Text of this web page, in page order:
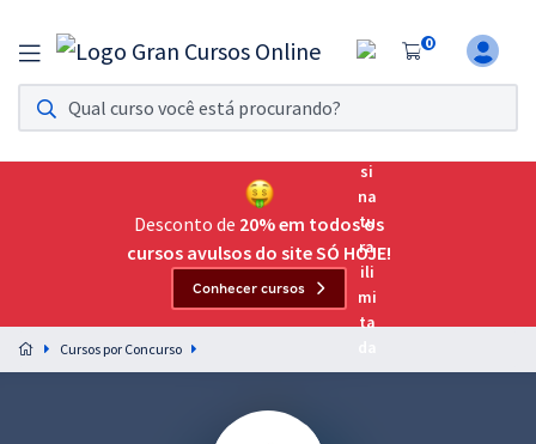
0
Assinatura Ilimitada 11
Acesso a todos os cursos. Teste grátis por 7 dias!
Assinatura OAB Até Passar
Acesso ilimitado a toda preparação para o Exame da
Preparação completa e intensiva para as principais
residências em saúde do Brasil
Desconto de 20% em todos os
cursos avulsos do site SÓ HOJE!
Conhecer cursos
Cursos por Concurso